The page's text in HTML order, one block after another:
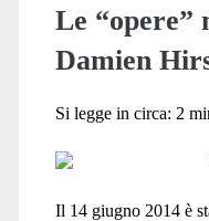
Le
Damien
Si legge in circa: 2
Il 14 giugno 2014 è